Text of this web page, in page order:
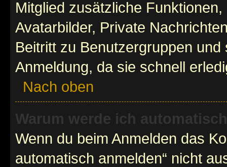
Mitglied zusätzliche
Avatarbilder, Private
Beitritt zu Benutzergruppen
Anmeldung, da sie schnell
Nach oben
Warum werde ich
Wenn du beim Anmelden das
automatisch anmelden“ nicht